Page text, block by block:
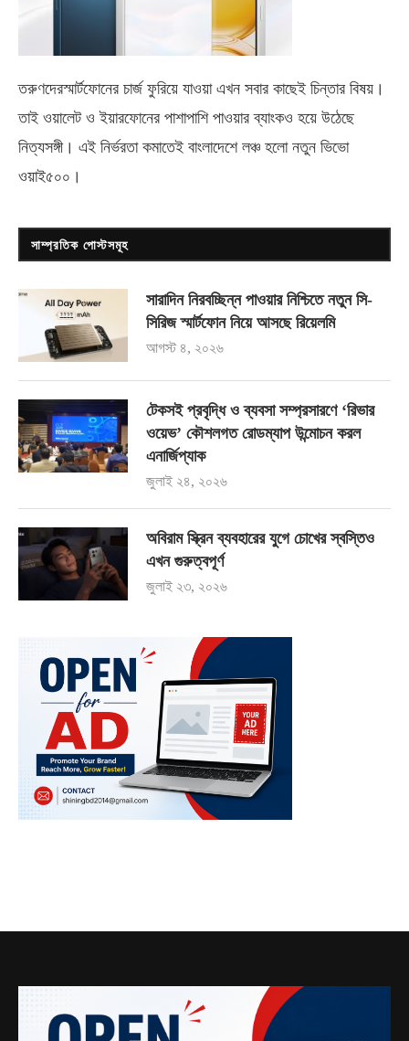
তরুণদেরস্মার্টফোনের চার্জ ফুরিয়ে যাওয়া এখন সবার কাছেই চিন্তার বিষয়।
তাই ওয়ালেট ও ইয়ারফোনের পাশাপাশি পাওয়ার ব্যাংকও হয়ে উঠেছে
নিত্যসঙ্গী। এই নির্ভরতা কমাতেই বাংলাদেশে লঞ্চ হলো নতুন ভিভো
ওয়াই৫০০ ।
সাম্প্রতিক পোস্টসমূহ
সারাদিন নিরবচ্ছিন্ন পাওয়ার নিশ্চিতে নতুন সি-
সিরিজ স্মার্টফোন নিয়ে আসছে রিয়েলমি
আগস্ট ৪, ২০২৬
টেকসই প্রবৃদ্ধি ও ব্যবসা সম্প্রসারণে ‘রিভার
ওয়েভ’ কৌশলগত রোডম্যাপ উন্মোচন করল
এনার্জিপ্যাক
জুলাই ২৪, ২০২৬
অবিরাম স্ক্রিন ব্যবহারের যুগে চোখের স্বস্তিও
এখন গুরুত্বপূর্ণ
জুলাই ২৩, ২০২৬